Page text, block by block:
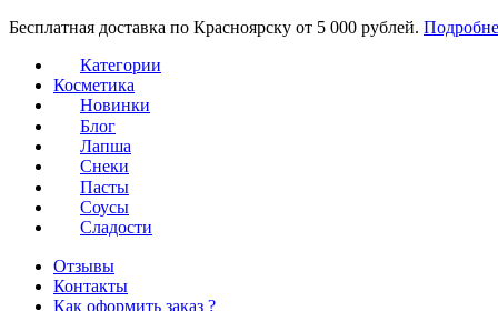
Бесплатная доставка по Красноярску от 5 000 рублей.
Категории
Косметика
Новинки
Блог
Лапша
Снеки
Пасты
Соусы
Сладости
Отзывы
Контакты
Как оформить заказ ?